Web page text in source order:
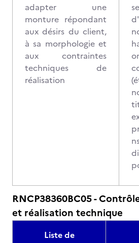
adapter une
monture répondant
aux désirs du client,
à sa morphologie et
aux contraintes
techniques de
réalisation
RNCP38360BC05 -
et réalisation technique
Liste de